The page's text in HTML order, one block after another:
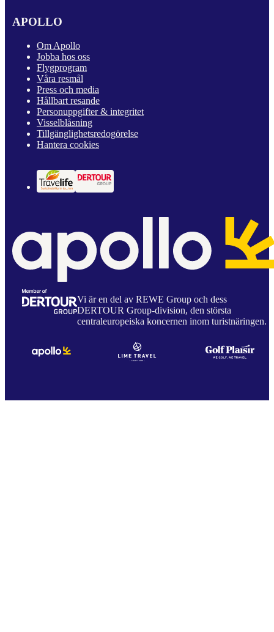
APOLLO
Om Apollo
Jobba hos oss
Flygprogram
Våra resmål
Press och media
Hållbart resande
Personuppgifter & integritet
Visselblåsning
Tillgänglighetsredogörelse
Hantera cookies
Vi är en del av REWE Group och dess
DERTOUR Group-division, den största
centraleuropeiska koncernen inom turistnäringen.